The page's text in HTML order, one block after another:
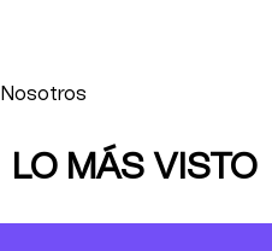
Nosotros
LO MÁS VISTO